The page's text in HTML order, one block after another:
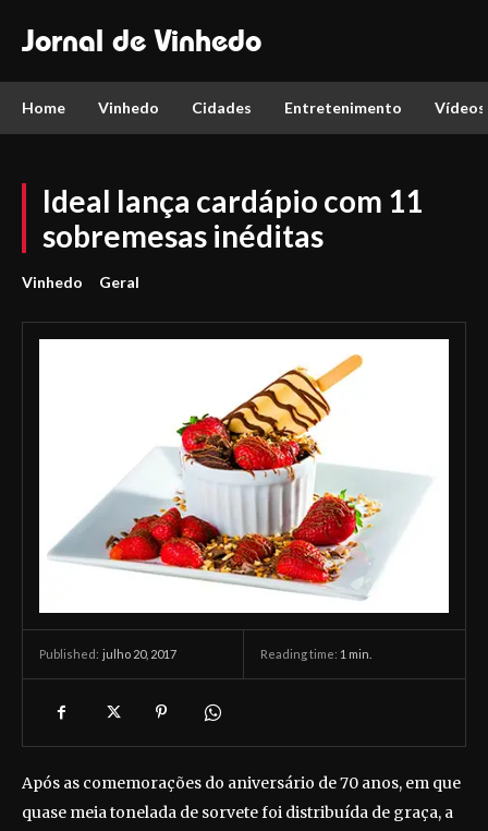
Jornal de Vinhedo
Home Vinhedo Cidades Entretenimento Vídeos
Ideal lança cardápio com 11
sobremesas inéditas
Vinhedo Geral
Published: julho 20, 2017 Reading time: 1 min.
Após as comemorações do aniversário de 70 anos, em que
quase meia tonelada de sorvete foi distribuída de graça, a